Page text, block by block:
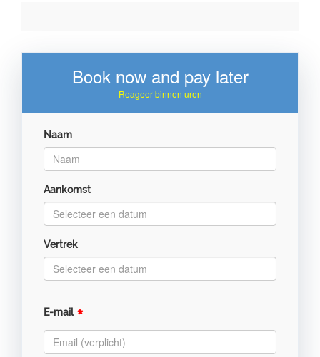
Book now and pay later
Reageer binnen uren
Naam
Aankomst
Vertrek
E-mail *